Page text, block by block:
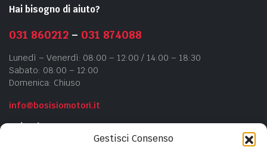
Gestisci Consenso
Hai bisogno di aiuto?
031 860212– 031 874088
Lunedì – Venerdì: 08:00 – 12:00 / 14:00 – 18:30
Sabato: 08:00 – 12:00
Domenica: Chiuso
info@bosisiomotori.it
Azienda